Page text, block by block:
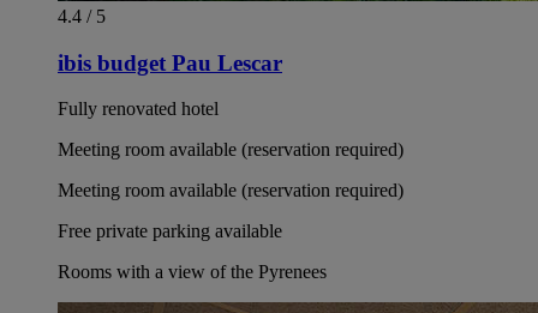
4.4 / 5
ibis budget Pau Lescar
Fully renovated hotel
Meeting room available (reservation required)
Meeting room available (reservation required)
Free private parking available
Rooms with a view of the Pyrenees